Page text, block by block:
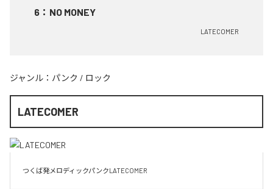
6 ： NO MONEY
LATECOMER
ジャンル： パンク / ロック
LATECOMER